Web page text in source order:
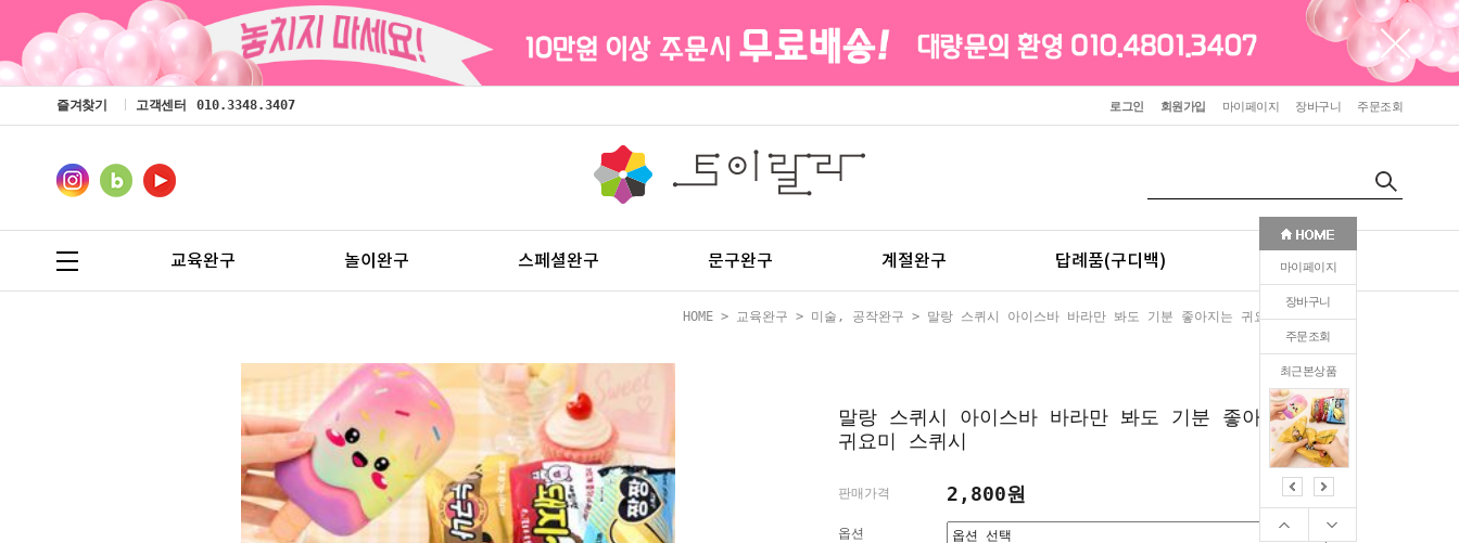
마이페이지
장바구니
주문조회
최근본상품
즐겨찾기 고객센터 010.3348.3407 로그인 회원가입 마이페이지 장바구니 주문조회
교육완구 놀이완구 스페셜완구 문구완구 계절완구 답례품(구디백) 판촉(인쇄)
HOME > 교육완구 > 미술, 공작완구 > 말랑 스퀴시 아이스바 바라만 봐도 기분 좋아지는 귀요미 스퀴시
1
말랑 스퀴시 아이스바 바라만 봐도 기분 좋아지는
귀요미 스퀴시
판매가격 2,800원
옵션